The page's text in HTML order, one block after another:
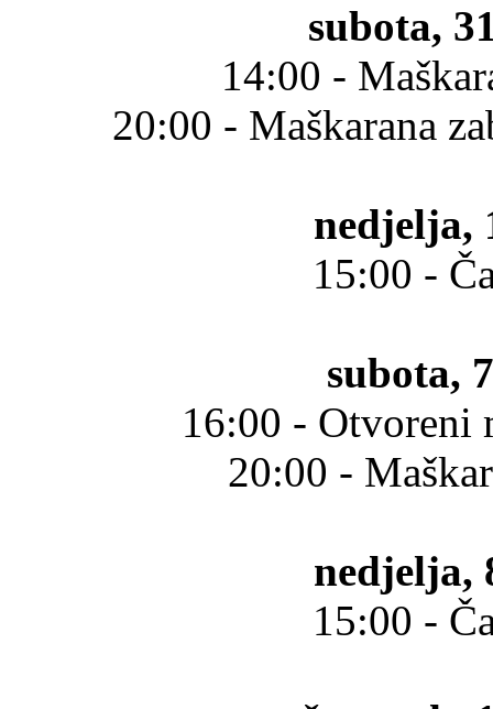
subota,
14:00 -
20:00 - Maškarana
nedjelja,
15:00 -
subota,
16:00 - Otvoreni
20:00 -
nedjelja,
15:00 -